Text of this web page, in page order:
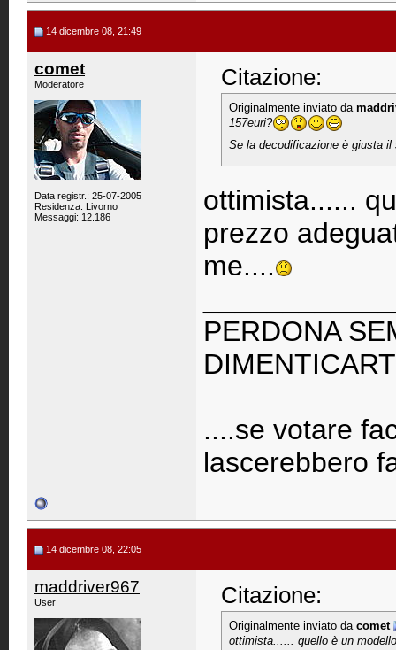
14 dicembre 08, 21:49
comet
Moderatore
Data registr.: 25-07-2005
Residenza: Livorno
Messaggi: 12.186
Citazione:
Originalmente inviato da
157euri?
Se la decodificazione è giusta
ottimista......
prezzo
me....
PERDONA
....se votare
lascerebbero
14 dicembre 08, 22:05
maddriver967
User Citazione:
Originalmente inviato da comet
ottimista...... quello è un